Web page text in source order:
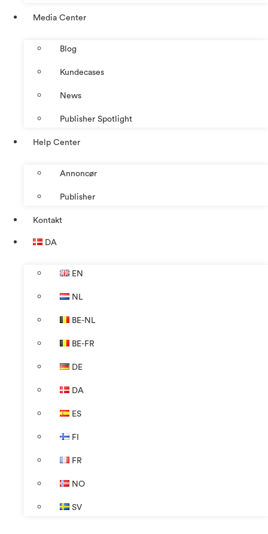
Media Center
Blog
Kundecases
News
Publisher Spotlight
Help Center
Annoncør
Publisher
Kontakt
DA
EN
NL
BE-NL
BE-FR
DE
DA
ES
FI
FR
NO
SV